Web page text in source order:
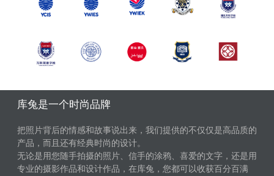
库兔是一个时尚品牌
把照片背后的情感和故事说出来，我们提供的不仅仅是高品质的
产品，而且还有经典时尚的设计。
无论是用您随手拍摄的照片、信手的涂鸦、喜爱的文字，还是用
专业的摄影作品和设计作品，在库兔，您都可以收获百分百满